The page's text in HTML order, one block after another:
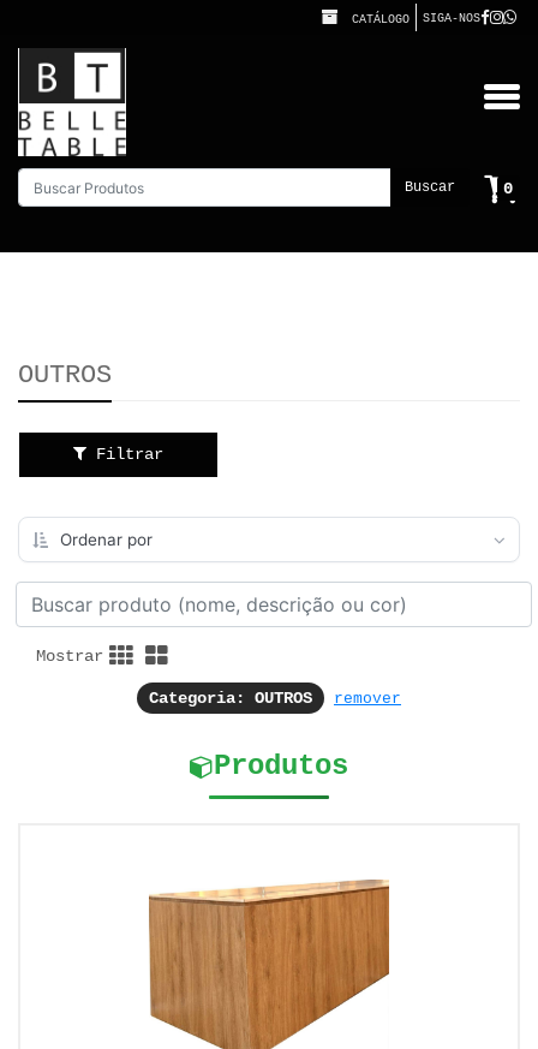
CATÁLOGO SIGA-NOS
Buscar 0
OUTROS
Filtrar
Mostrar
Categoria: OUTROS remover
Produtos